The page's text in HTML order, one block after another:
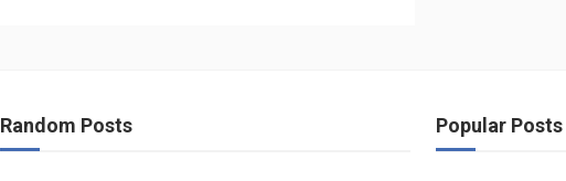
Random Posts Popular Posts